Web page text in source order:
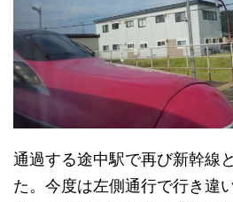
通過する途中駅で再び新幹線
た。今度は左側通行で行き違